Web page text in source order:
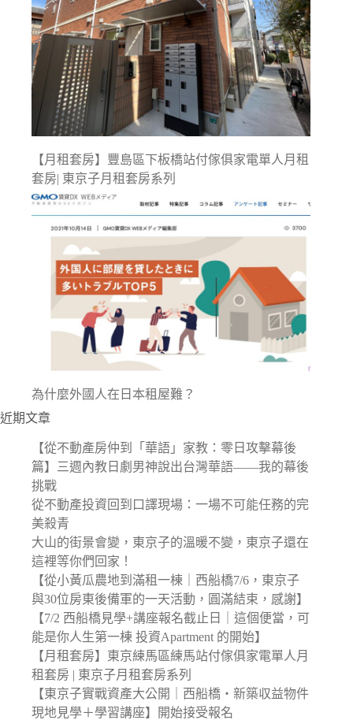
【月租套房】豐島區下板橋站付傢俱家電單人月租
套房| 東京子月租套房系列
為什麼外國人在日本租屋難？
近期文章
【從不動產房仲到「華語」家教：零日攻擊幕後
篇】三週內教日劇男神說出台灣華語——我的幕後
挑戰
從不動產投資回到口譯現場：一場不可能任務的完
美殺青
大山的街景會變，東京子的溫暖不變，東京子還在
這裡等你們回家！
【從小黃瓜農地到滿租一棟｜西船橋7/6，東京子
與30位房東後備軍的一天活動，圓滿結束，感謝】
【7/2 西船橋見學+講座報名截止日｜這個便當，可
能是你人生第一棟 投資Apartment 的開始】
【月租套房】東京練馬區練馬站付傢俱家電單人月
租套房 | 東京子月租套房系列
【東京子實戰資產大公開｜西船橋・新築収益物件
現地見學＋學習講座】開始接受報名